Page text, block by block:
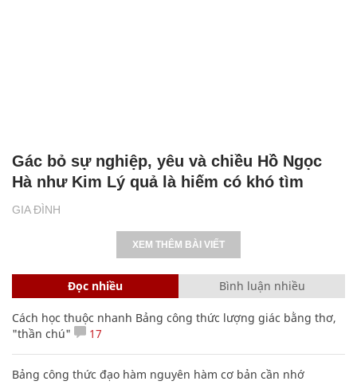
GIA ĐÌNH
Gác bỏ sự nghiệp, yêu và chiều Hồ Ngọc
Hà như Kim Lý quả là hiếm có khó tìm
XEM THÊM BÀI VIẾT
Đọc nhiều Bình luận nhiều
Cách học thuộc nhanh Bảng công thức lượng giác bằng thơ,
"thần chú"
17
Bảng công thức đạo hàm nguyên hàm cơ bản cần nhớ